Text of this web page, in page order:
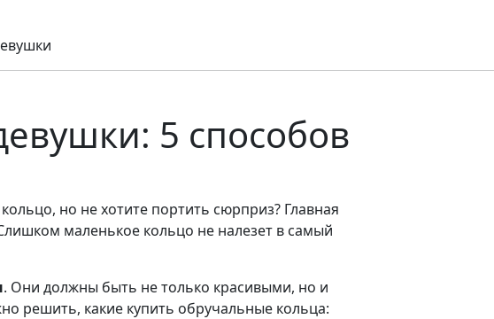
5 способов
но не хотите портить сюрприз? Главная
маленькое кольцо не налезет в самый
. Они должны быть не только красивыми, но и
решить, какие купить обручальные кольца: